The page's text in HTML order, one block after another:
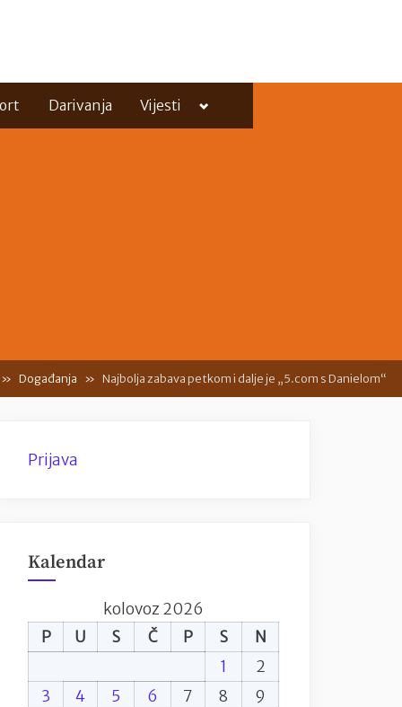
Darivanja Vijesti
Toggle
menu
Događanja Najbolja zabava petkom i dalje je „5.com s Danielom“
Prijava
Kalendar
kolovoz 2026
P
U S Č P S
N
1
2
3
4 5 6 7 8
9